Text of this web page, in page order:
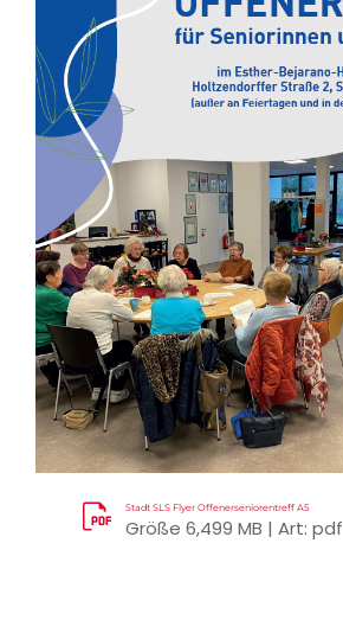
Stadt SLS Flyer Offenerseniorentreff A5
Größe 6,499 MB | Art: pdf